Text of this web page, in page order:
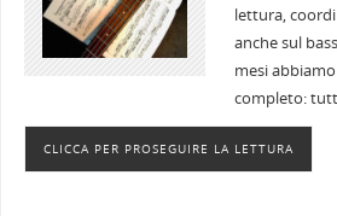
lettura,
anche sul
mesi
completo:
CLICCA PER PROSEGUIRE LA LETTURA